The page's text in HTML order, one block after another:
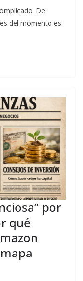
De
del momento es
por
qué